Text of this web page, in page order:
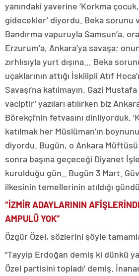
yanındaki yaverine ‘Korkma
gidecekler’ diyordu. Beka sorunu
Bandırma vapuruyla Samsun’a,
Erzurum’a, Ankara’ya savaşa;
zırhlısıyla yurt dışına… Beka
uçaklarının attığı İskilipli Atıf
Savaşı’na katılmayın. Gazi
vaciptir’ yazıları atılırken biz
Börekçi’nin fetvasını dinliyorduk.
katılmak her Müslüman’ın
diyordu. Bugün, o Ankara Müftüsü
sonra başına geçeceği Diyanet
kurulduğu gün.. Bugün 3 Mart.
ilkesinin temellerinin atıldığı
“İZMİR ADAYLARININ
AMPULÜ YOK”
Özgür Özel, sözlerini şöyle
“Tayyip Erdoğan demiş ki dünkü
Özel partisini topladı’ demiş.